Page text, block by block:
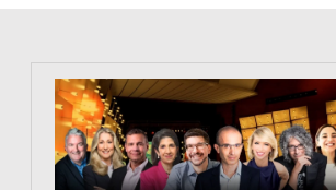
https://tinyurl.com/363fvfm9